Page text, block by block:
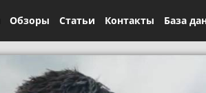
Обзоры Статьи Контакты База